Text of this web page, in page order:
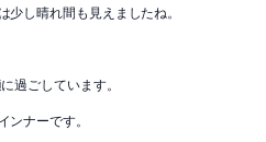
し晴れ間も見えましたね。
過ごしています。
ナーです。